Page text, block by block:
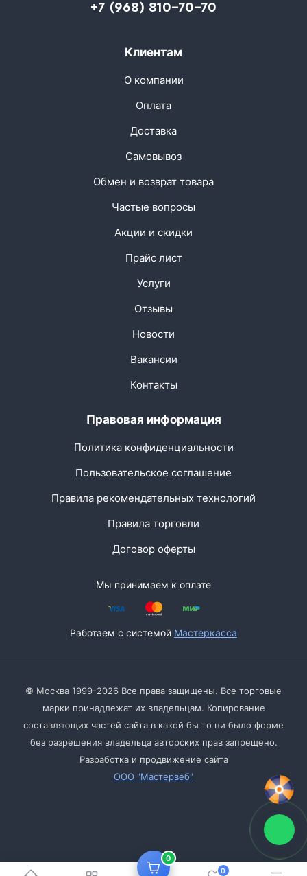
0
0
+7 (968) 810-70-70
Клиентам
О компании
Оплата
Доставка
Самовывоз
Обмен и возврат товара
Частые вопросы
Акции и скидки
Прайс лист
Услуги
Отзывы
Новости
Вакансии
Контакты
Правовая информация
Политика конфиденциальности
Пользовательское соглашение
Правила рекомендательных технологий
Правила торговли
Договор оферты
Мы принимаем к оплате
Работаем с системой Мастеркасса
© Москва 1999-2026 Все права защищены. Все торговые
марки принадлежат их владельцам. Копирование
составляющих частей сайта в какой бы то ни было форме
без разрешения владельца авторских прав запрещено.
Разработка и продвижение сайта
ООО "Мастервеб"